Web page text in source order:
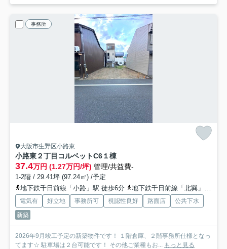
事務所
大阪市生野区小路東
小路東２丁目コルベットC6１棟
37.4万円 (1.27万円/坪) 管理/共益費-
1-2階 / 29.41坪 (97.24㎡) /予定
地下鉄千日前線「小路」駅 徒歩6分
地下鉄千日前線「北巽」駅 徒歩10分
電気有 好立地 事務所可 視認性良好 路面店
公共下水
新築
2026年9月竣工予定の新築物件です！ １階倉庫、２階事務所仕様となっ
てます☆ 駐車場は２台可能です！ その他ご業種もお...
もっと見る